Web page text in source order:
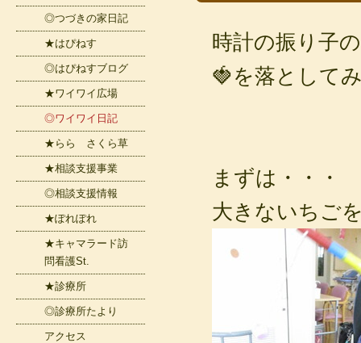
時計の振り子
🍓を落として
まずは・・・
大きないちご
◎つづきの家日記
★はぴねす
◎はぴねすブログ
★ワイワイ広場
◎ワイワイ日記
★らら さくら草
★相談支援事業
◎相談支援情報
★ぽれぽれ
★キャマラード訪
問看護St.
★診療所
◎診療所たより
アクセス